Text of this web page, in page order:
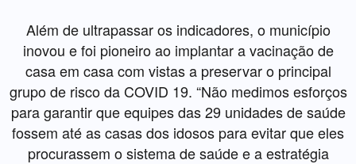
Além de ultrapassar os indicadores, o município
inovou e foi pioneiro ao implantar a vacinação de
casa em casa com vistas a preservar o principal
grupo de risco da COVID 19. “Não medimos esforços
para garantir que equipes das 29 unidades de saúde
fossem até as casas dos idosos para evitar que eles
procurassem o sistema de saúde e a estratégia